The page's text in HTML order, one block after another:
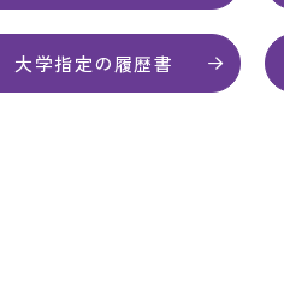
大学指定の履歴書